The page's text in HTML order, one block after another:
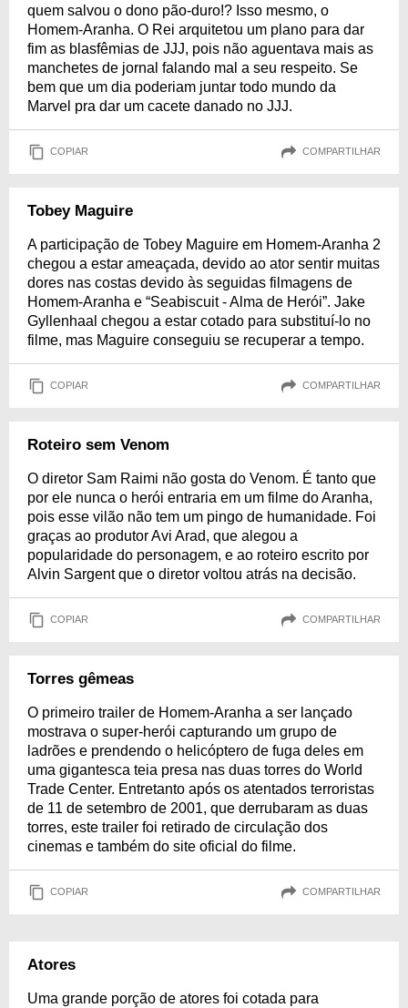
quem salvou o dono pão-duro!? Isso mesmo, o
Homem-Aranha. O Rei arquitetou um plano para dar
fim as blasfêmias de JJJ, pois não aguentava mais as
manchetes de jornal falando mal a seu respeito. Se
bem que um dia poderiam juntar todo mundo da
Marvel pra dar um cacete danado no JJJ.
COPIAR COMPARTILHAR
Tobey Maguire
A participação de Tobey Maguire em Homem-Aranha 2
chegou a estar ameaçada, devido ao ator sentir muitas
dores nas costas devido às seguidas filmagens de
Homem-Aranha e “Seabiscuit - Alma de Herói”. Jake
Gyllenhaal chegou a estar cotado para substituí-lo no
filme, mas Maguire conseguiu se recuperar a tempo.
COPIAR COMPARTILHAR
Roteiro sem Venom
O diretor Sam Raimi não gosta do Venom. É tanto que
por ele nunca o herói entraria em um filme do Aranha,
pois esse vilão não tem um pingo de humanidade. Foi
graças ao produtor Avi Arad, que alegou a
popularidade do personagem, e ao roteiro escrito por
Alvin Sargent que o diretor voltou atrás na decisão.
COPIAR COMPARTILHAR
Torres gêmeas
O primeiro trailer de Homem-Aranha a ser lançado
mostrava o super-herói capturando um grupo de
ladrões e prendendo o helicóptero de fuga deles em
uma gigantesca teia presa nas duas torres do World
Trade Center. Entretanto após os atentados terroristas
de 11 de setembro de 2001, que derrubaram as duas
torres, este trailer foi retirado de circulação dos
cinemas e também do site oficial do filme.
COPIAR COMPARTILHAR
Atores
Uma grande porção de atores foi cotada para